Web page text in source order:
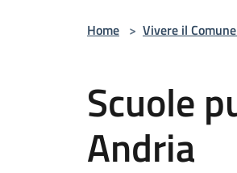
Home > Vivere il Comune
Scuole
Andria